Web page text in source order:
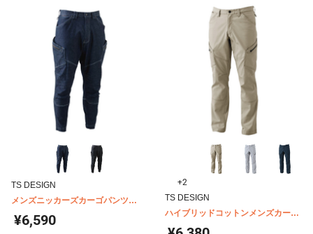
TS DESIGN
メンズニッカーズカーゴパンツ
5134
¥6,590
+2
TS DESIGN
ハイブリッドコットンメンズカーゴ
パンツ 3514